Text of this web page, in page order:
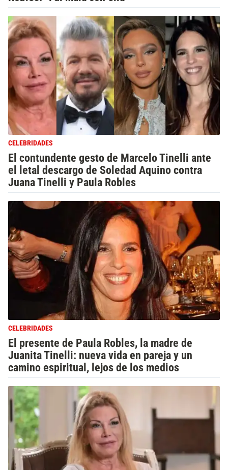
CELEBRIDADES
El contundente gesto de Marcelo Tinelli ante
el letal descargo de Soledad Aquino contra
Juana Tinelli y Paula Robles
CELEBRIDADES
El presente de Paula Robles, la madre de
Juanita Tinelli: nueva vida en pareja y un
camino espiritual, lejos de los medios